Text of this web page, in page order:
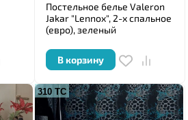
Постельное белье Valeron
Jakar "Lennox", 2-х спальное
(евро), зеленый
В корзину
310 ТС